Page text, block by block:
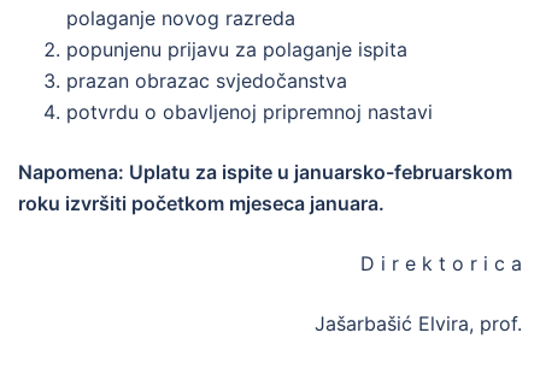
polaganje novog razreda
popunjenu prijavu za polaganje ispita
prazan obrazac svjedočanstva
potvrdu o obavljenoj pripremnoj nastavi
Napomena: Uplatu za ispite u januarsko-februarskom
roku izvršiti početkom mjeseca januara.
D i r e k t o r i c a
Jašarbašić Elvira, prof.